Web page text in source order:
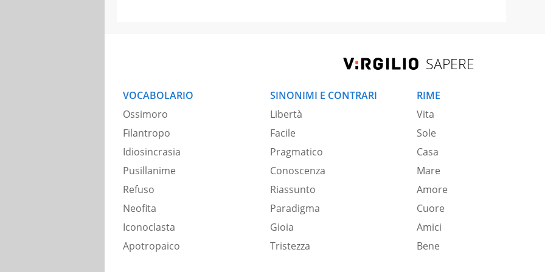
SAPERE
VOCABOLARIO
Ossimoro
Filantropo
Idiosincrasia
Pusillanime
Refuso
Neofita
Iconoclasta
Apotropaico
SINONIMI E CONTRARI
Libertà
Facile
Pragmatico
Conoscenza
Riassunto
Paradigma
Gioia
Tristezza
RIME
Vita
Sole
Casa
Mare
Amore
Cuore
Amici
Bene